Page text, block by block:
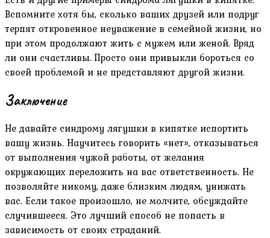
Вспомните хотя бы, сколько ваших друзей или подруг
терпят откровенное неуважение в семейной жизни, но
при этом продолжают жить с мужем или женой. Вряд
ли они счастливы. Просто они привыкли бороться со
своей проблемой и не представляют другой жизни.
Заключение
Не давайте синдрому лягушки в кипятке испортить
вашу жизнь. Научитесь говорить «нет», отказываться
от выполнения чужой работы, от желания
окружающих переложить на вас ответственность. Не
позволяйте никому, даже близким людям, унижать
вас. Если такое произошло, не молчите, обсуждайте
случившееся. Это лучший способ не попасть в
зависимость от своих страданий.